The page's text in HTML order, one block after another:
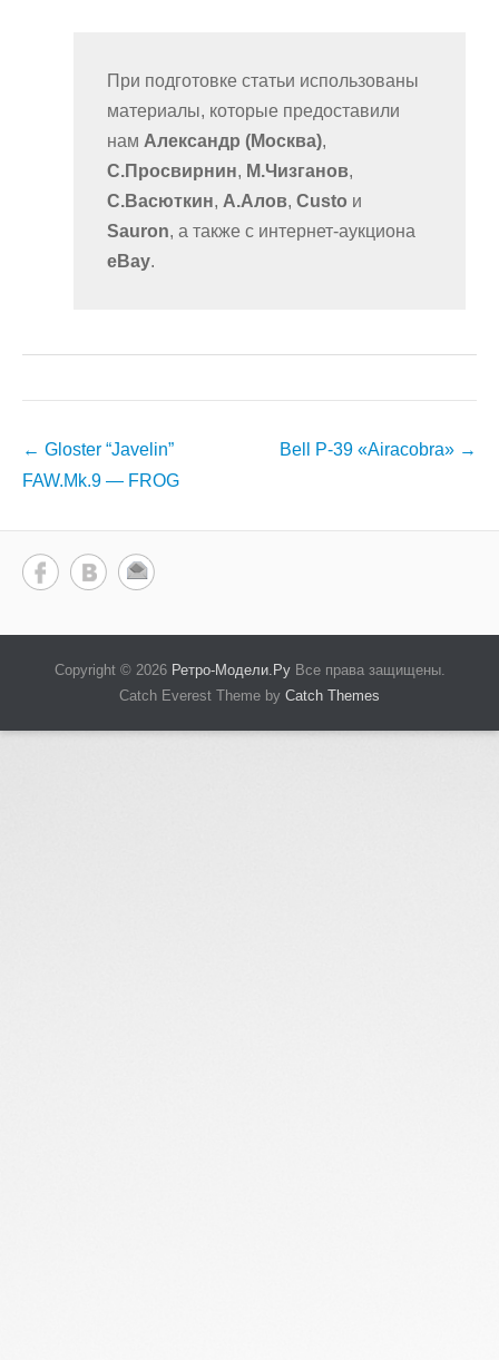
При подготовке статьи использованы
материалы, которые предоставили
нам Александр (Москва),
С.Просвирнин, М.Чизганов,
С.Васюткин, А.Алов, Custo и
Sauron, а также с интернет-аукциона
eBay.
Навигация
по
← Gloster “Javelin”
FAW.Mk.9 — FROG
Bell P-39 «Airacobra» →
Copyright © 2026 Ретро-Модели.РуВсе права защищены.
Catch Everest Theme by Catch Themes